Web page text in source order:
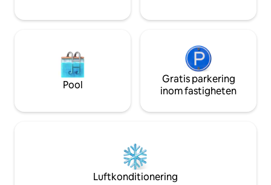
Dessutom finns ett bord och stolar för
Pool
Gratis parkering
inom fastigheten
Luftkonditionering